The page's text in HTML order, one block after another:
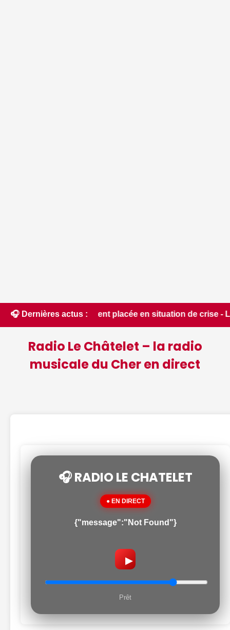
🎧 Dernières actus :
placée en situation de crise - Le Berry
Radio Le Châtelet – la radio
musicale du Cher en direct
🎧 RADIO LE CHATELET
● EN DIRECT
{"message":"Not Found"}
▶
Prêt